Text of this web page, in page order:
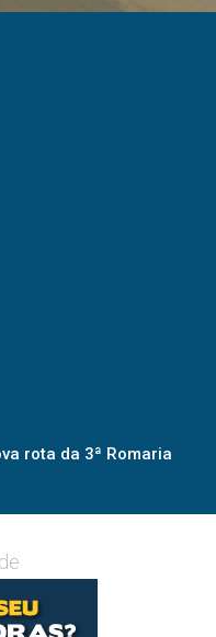
rota da 3ª Romaria